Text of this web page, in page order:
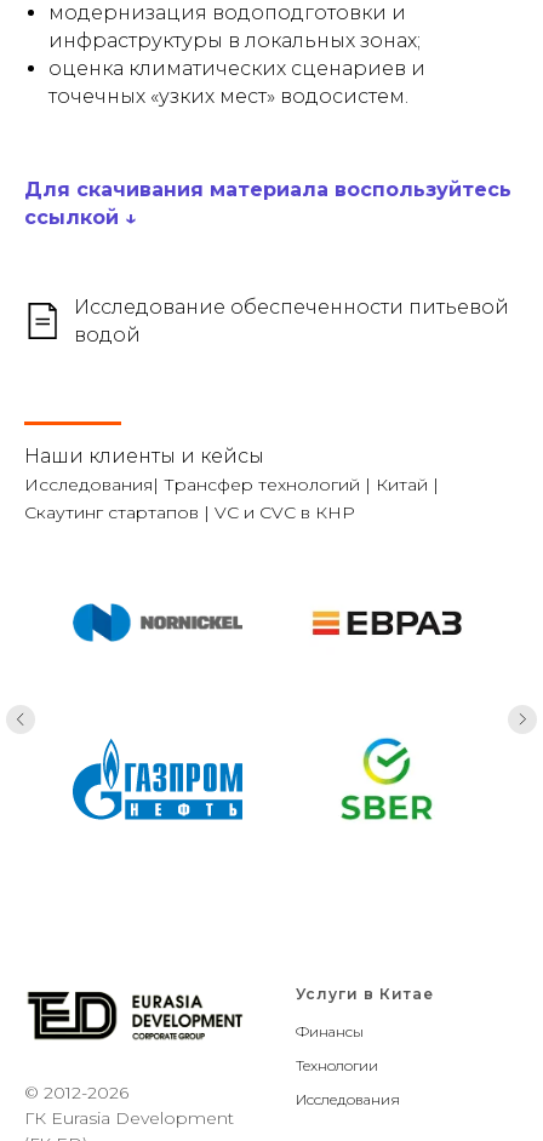
модернизация водоподготовки и
инфраструктуры в локальных зонах;
оценка климатических сценариев и
точечных «узких мест» водосистем.
Для скачивания материала воспользуйтесь
ссылкой ↓
Исследование обеспеченности питьевой
водой
Наши клиенты и кейсы
Исследования| Трансфер технологий | Китай |
Скаутинг стартапов | VC и CVC в КНР
© 2012-2026
ГК Eurasia Development
Услуги в Китае
Финансы
Технологии
Исследования